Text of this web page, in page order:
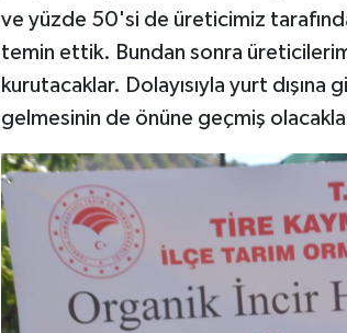
ve yüzde 50'si de üreticimiz
temin ettik. Bundan sonra
kurutacaklar. Dolayısıyla yurt
gelmesinin de önüne geçmiş